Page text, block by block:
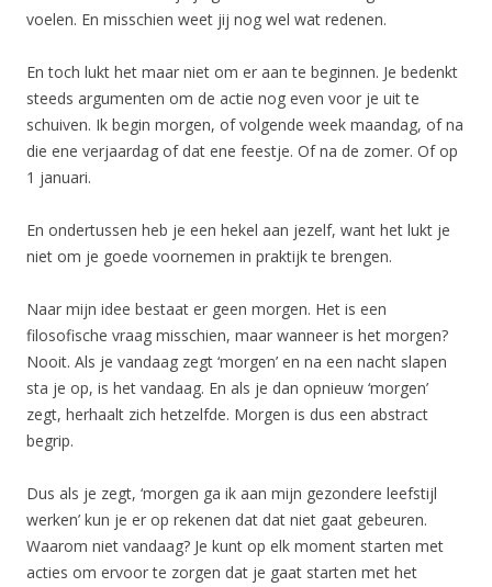
voelen. En misschien weet jij nog wel wat redenen.
En toch lukt het maar niet om er aan te beginnen. Je bedenkt
steeds argumenten om de actie nog even voor je uit te
schuiven. Ik begin morgen, of volgende week maandag, of na
die ene verjaardag of dat ene feestje. Of na de zomer. Of op
1 januari.
En ondertussen heb je een hekel aan jezelf, want het lukt je
niet om je goede voornemen in praktijk te brengen.
Naar mijn idee bestaat er geen morgen. Het is een
filosofische vraag misschien, maar wanneer is het morgen?
Nooit. Als je vandaag zegt ‘morgen’ en na een nacht slapen
sta je op, is het vandaag. En als je dan opnieuw ‘morgen’
zegt, herhaalt zich hetzelfde. Morgen is dus een abstract
begrip.
Dus als je zegt, ‘morgen ga ik aan mijn gezondere leefstijl
werken’ kun je er op rekenen dat dat niet gaat gebeuren.
Waarom niet vandaag? Je kunt op elk moment starten met
acties om ervoor te zorgen dat je gaat starten met het